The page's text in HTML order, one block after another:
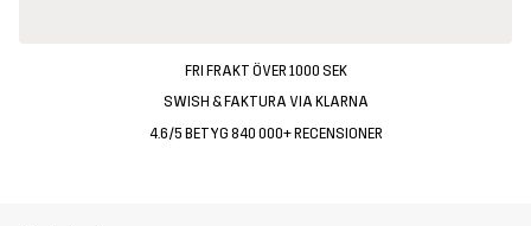
FRI FRAKT ÖVER 1000 SEK
SWISH & FAKTURA VIA KLARNA
4.6/5 BETYG 840 000+ RECENSIONER